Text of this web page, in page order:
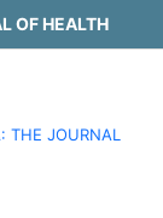
OF HEALTH
THE JOURNAL